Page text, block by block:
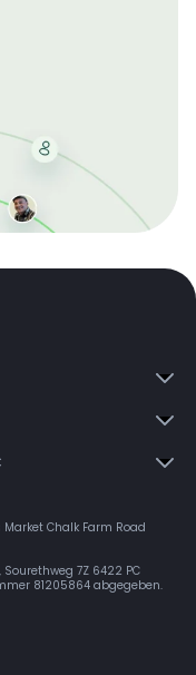
Lieferung und
Market Chalk Farm Road
7Z 6422 PC
81205864 abgegeben.